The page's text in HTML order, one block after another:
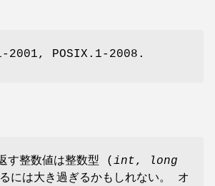
2001, POSIX.1-2008.
す整数値は整数型 ( int,
long
には大き過ぎるかもしれない。 オ